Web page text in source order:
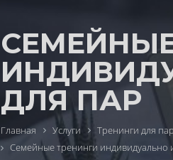
ДЛЯ ПАР
Главная Услуги
Тренинги для
Семейные тренинги индивидуально